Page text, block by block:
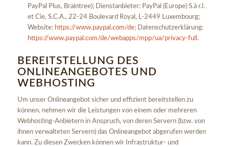
PayPal Plus, Braintree); Dienstanbieter: PayPal (Europe) S.à r.l.
et Cie, S.C.A., 22-24 Boulevard Royal, L-2449 Luxembourg;
Website: https://www.paypal.com/de; Datenschutzerklärung:
https://www.paypal.com/de/webapps/mpp/ua/privacy-full .
BEREITSTELLUNG DES
ONLINEANGEBOTES UND
WEBHOSTING
Um unser Onlineangebot sicher und effizient bereitstellen zu
können, nehmen wir die Leistungen von einem oder mehreren
Webhosting-Anbietern in Anspruch, von deren Servern (bzw. von
ihnen verwalteten Servern) das Onlineangebot abgerufen werden
kann. Zu diesen Zwecken können wir Infrastruktur- und